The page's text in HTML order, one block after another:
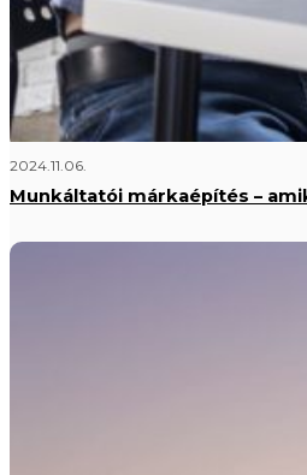
2024.11.06.
Munkáltatói márkaépítés –